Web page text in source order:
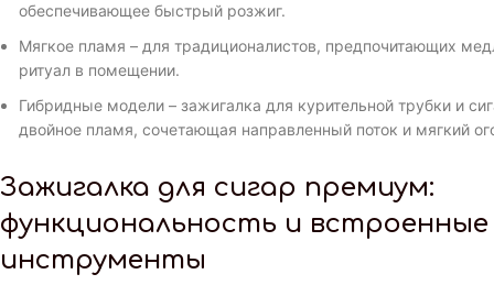
обеспечивающее быстрый розжиг.
Мягкое пламя – для традиционалистов, предпочитающих
ритуал в помещении.
Гибридные модели – зажигалка для курительной трубки и
двойное пламя, сочетающая направленный поток и мягкий
Зажигалка для сигар премиум:
функциональность и встроенные
инструменты